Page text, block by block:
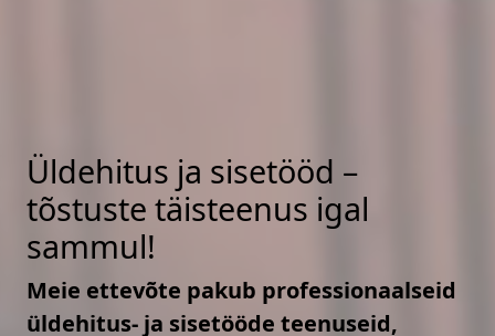
Üldehitus ja sisetööd –
tõstuste täisteenus igal
sammul!
Meie ettevõte pakub professionaalseid
üldehitus- ja sisetööde teenuseid,